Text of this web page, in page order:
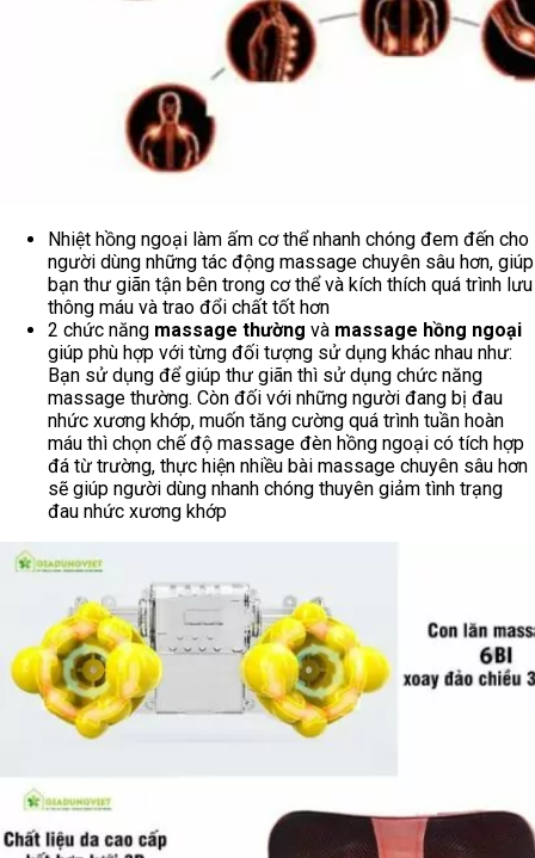
Nhiệt hồng ngoại làm ấm cơ thể nhanh chóng đem đến cho
người dùng những tác động massage chuyên sâu hơn, giúp
bạn thư giãn tận bên trong cơ thể và kích thích quá trình lưu
thông máu và trao đổi chất tốt hơn
2 chức năng massage thường và massage hồng ngoại
giúp phù hợp với từng đối tượng sử dụng khác nhau như:
Bạn sử dụng để giúp thư giãn thì sử dụng chức năng
massage thường. Còn đối với những người đang bị đau
nhức xương khớp, muốn tăng cường quá trình tuần hoàn
máu thì chọn chế độ massage đèn hồng ngoại có tích hợp
đá từ trường, thực hiện nhiều bài massage chuyên sâu hơn
sẽ giúp người dùng nhanh chóng thuyên giảm tình trạng
đau nhức xương khớp